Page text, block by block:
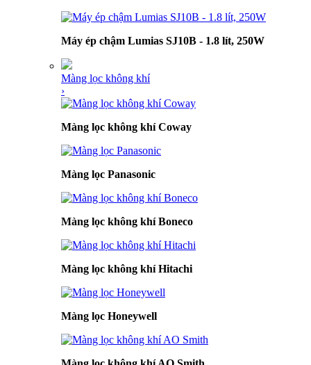
Máy ép chậm Lumias SJ10B - 1.8 lít, 250W
Màng lọc không khí
›
Màng lọc không khí Coway
Màng lọc Panasonic
Màng lọc không khí Boneco
Màng lọc không khí Hitachi
Màng lọc Honeywell